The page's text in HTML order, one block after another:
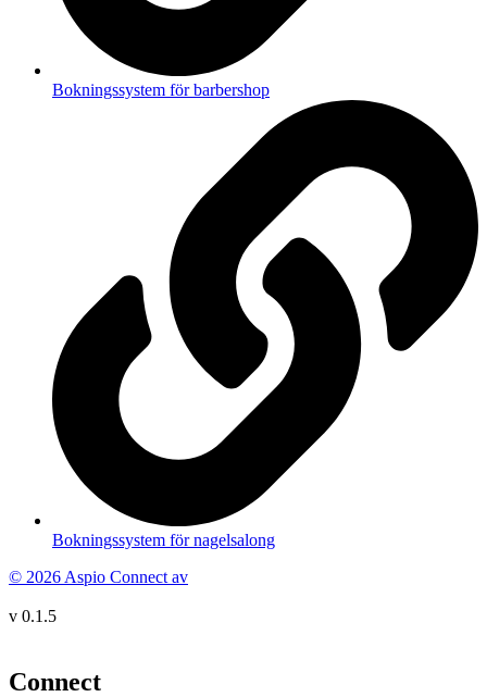
Bokningssystem för barbershop
Bokningssystem för nagelsalong
© 2026 Aspio Connect av
v 0.1.5
Connect